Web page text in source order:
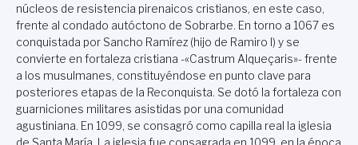
núcleos de resistencia pirenaicos cristianos, en este caso,
frente al condado autóctono de Sobrarbe. En torno a 1067 es
conquistada por Sancho Ramírez (hijo de Ramiro I) y se
convierte en fortaleza cristiana -«Castrum Alqueçaris»- frente
a los musulmanes, constituyéndose en punto clave para
posteriores etapas de la Reconquista. Se dotó la fortaleza con
guarniciones militares asistidas por una comunidad
agustiniana. En 1099, se consagró como capilla real la iglesia